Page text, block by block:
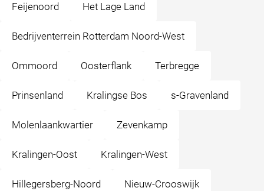
Feijenoord Het Lage Land
Bedrijventerrein Rotterdam Noord-West
Ommoord Oosterflank Terbregge
Prinsenland Kralingse Bos s-Gravenland
Molenlaankwartier Zevenkamp
Kralingen-Oost Kralingen-West
Hillegersberg-Noord Nieuw-Crooswijk